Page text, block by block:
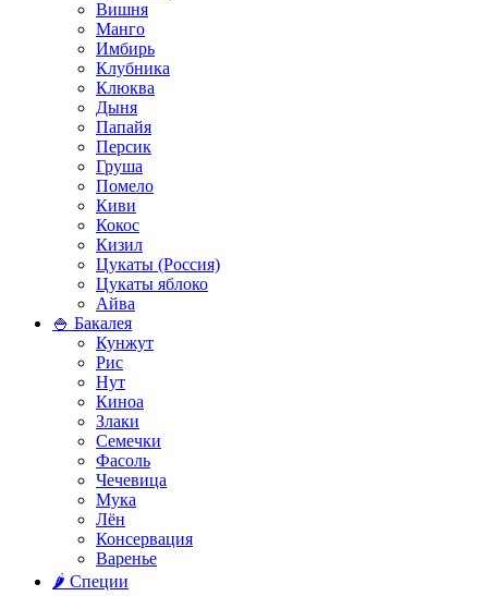
Вишня
Манго
Имбирь
Клубника
Клюква
Дыня
Папайя
Персик
Груша
Помело
Киви
Кокос
Кизил
Цукаты (Россия)
Цукаты яблоко
Айва
🍚 Бакалея
Кунжут
Рис
Нут
Киноа
Злаки
Семечки
Фасоль
Чечевица
Мука
Лён
Консервация
Варенье
🌶️ Специи